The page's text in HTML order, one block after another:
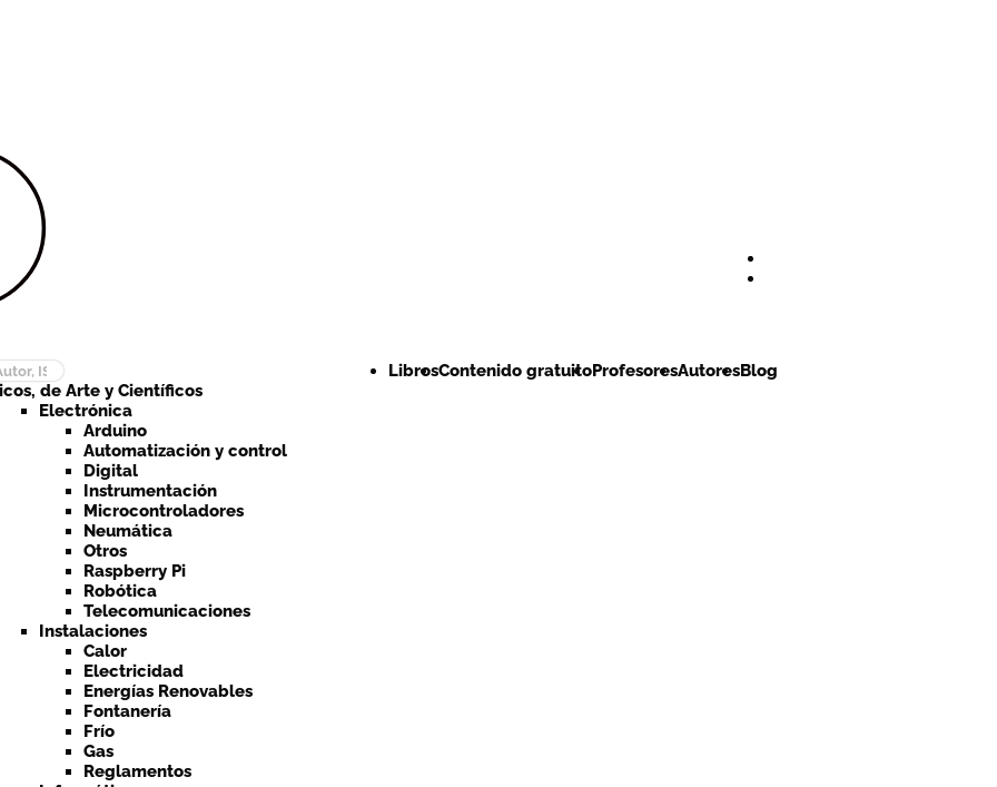
de Arte y Científicos
Electrónica
Arduino
Automatización y control
Digital
Instrumentación
Microcontroladores
Neumática
Otros
Raspberry Pi
Robótica
Telecomunicaciones
Instalaciones
Calor
Electricidad
Energías Renovables
Fontanería
Frío
Gas
Reglamentos
LibrosContenido gratuitoProfesoresAutoresBlog